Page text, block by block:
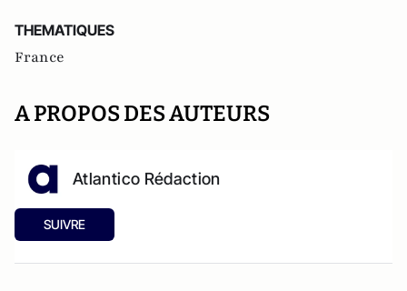
THEMATIQUES
France
A PROPOS DES AUTEURS
Atlantico Rédaction
SUIVRE